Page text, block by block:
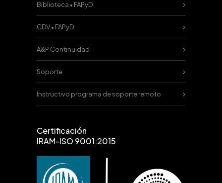
Biblioteca • FAPyD
CDV • FAPyD
A&P Continuidad
Soporte
Instructivo programa de soporte remoto
Certificación
IRAM-ISO 9001:2015